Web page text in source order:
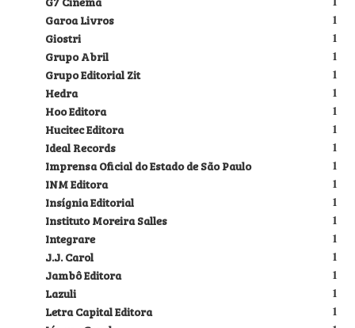
1
Garoa Livros
1
Giostri
1
Grupo Abril
1
Grupo Editorial Zit
1
Hedra
1
Hoo Editora
1
Hucitec Editora
1
Ideal Records
1
Imprensa Oficial do Estado de São Paulo
1
INM Editora
1
Insígnia Editorial
1
Instituto Moreira Salles
1
Integrare
1
J.J. Carol
1
Jambô Editora
1
Lazuli
1
Letra Capital Editora